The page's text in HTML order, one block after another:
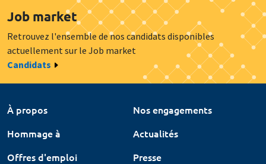
Job market
Retrouvez l'ensemble de nos candidats disponibles
actuellement sur le Job market
Candidats
À propos
Nos engagements
Hommage à
Actualités
Offres d'emploi
Presse